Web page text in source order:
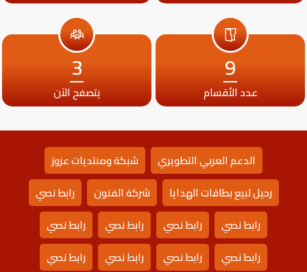
9
عدد الأقسام
3
يتصفح الآن
الدعم العربي التطويري
شبكة ومنتديات عزوز
رحيل لبيع بطاقات الهدايا
شركة الفنون
رابط نصي
رابط نصي
رابط نصي رابط نصي
رابط نصي
رابط نصي
رابط نصي رابط نصي رابط نصي